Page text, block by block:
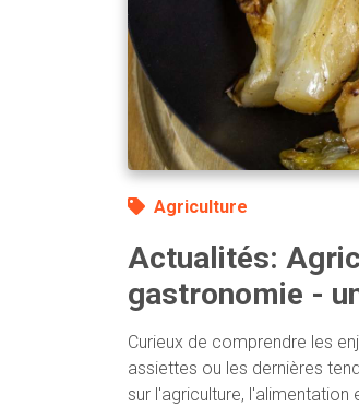
Agriculture
Actualités:
gastronomie -
Curieux de comprendre les
assiettes ou les dernières
sur l'agriculture,